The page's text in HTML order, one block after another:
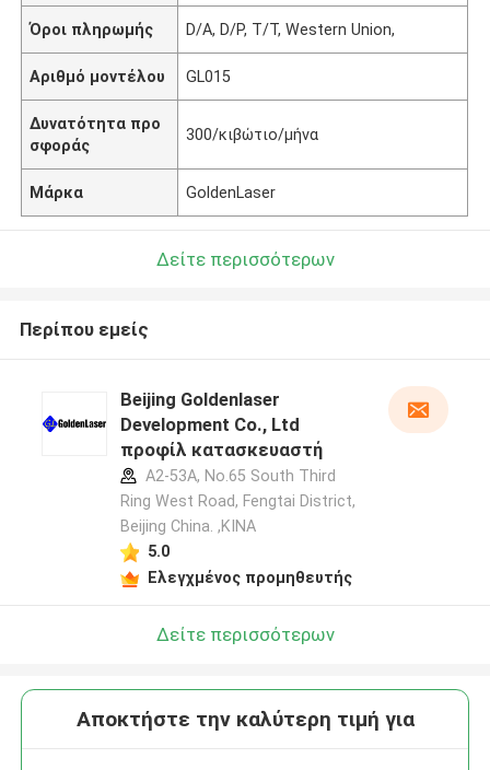
Όροι πληρωμής D/A, D/P, T/T, Western Union,
Αριθμό μοντέλου GL015
Δυνατότητα προ
σφοράς
300/κιβώτιο/μήνα
Μάρκα GoldenLaser
Δείτε περισσότερων
Περίπου εμείς
Beijing Goldenlaser
Development Co., Ltd
προφίλ κατασκευαστή
A2-53A, No.65 South Third
Ring West Road, Fengtai District,
Beijing China. ,ΚΙΝΑ
5.0
Ελεγχμένος προμηθευτής
Δείτε περισσότερων
Αποκτήστε την καλύτερη τιμή για